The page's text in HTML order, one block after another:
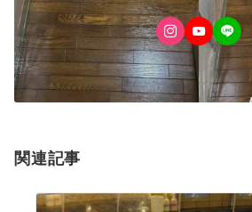
関連記事